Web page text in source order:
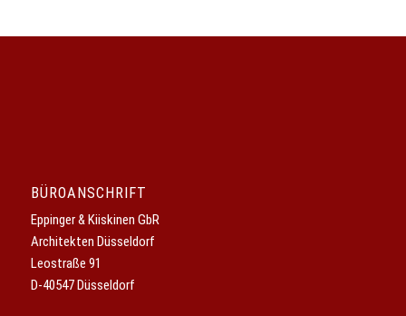
BÜROANSCHRIFT
Eppinger & Kiiskinen GbR
Architekten Düsseldorf
Leostraße 91
D-40547 Düsseldorf